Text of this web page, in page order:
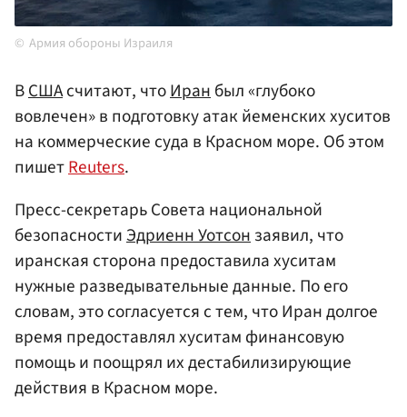
Армия обороны Израиля
ВСШАсчитают, чтоИранбыл «глубоко
вовлечен» в подготовку атак йеменских хуситов
на коммерческие суда в Красном море. Об этом
пишетReuters.
Пресс-секретарь Совета национальной
безопасностиЭдриенн Уотсонзаявил, что
иранская сторона предоставила хуситам
нужные разведывательные данные. По его
словам, это согласуется с тем, что Иран долгое
время предоставлял хуситам финансовую
помощь и поощрял их дестабилизирующие
действия в Красном море.